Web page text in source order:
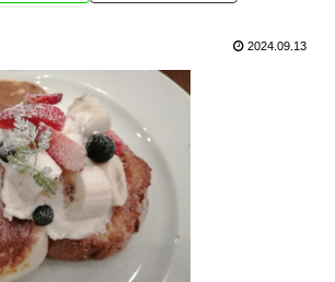
2024.09.13